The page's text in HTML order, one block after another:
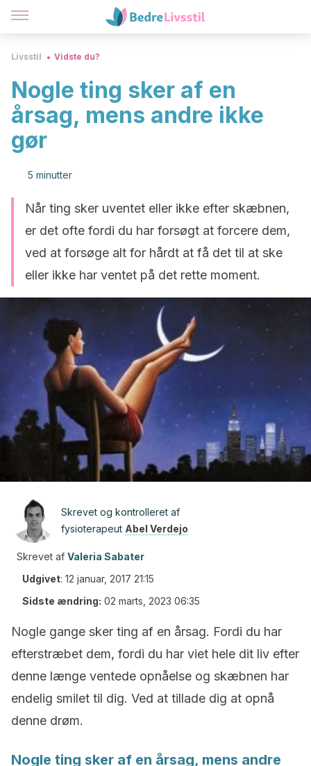
Livsstil Vidste du?
Nogle ting sker af en
årsag, mens andre ikke
gør
5 minutter
Når ting sker uventet eller ikke efter skæbnen,
er det ofte fordi du har forsøgt at forcere dem,
ved at forsøge alt for hårdt at få det til at ske
eller ikke har ventet på det rette moment.
Skrevet og kontrolleret af
fysioterapeut Abel Verdejo
Skrevet af Valeria Sabater
Udgivet: 12 januar, 2017 21:15
Sidste ændring: 02 marts, 2023 06:35
Nogle gange sker ting af en årsag. Fordi du har
efterstræbet dem, fordi du har viet hele dit liv efter
denne længe ventede opnåelse og skæbnen har
endelig smilet til dig. Ved at tillade dig at opnå
denne drøm.
Nogle ting sker af en årsag, mens andre